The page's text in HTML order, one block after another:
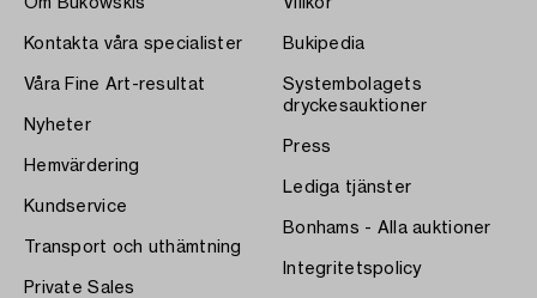
Kontakta våra specialister
Våra Fine Art-resultat
Nyheter
Hemvärdering
Kundservice
Transport och uthämtning
Private Sales
Bukipedia
Systembolagets
dryckesauktioner
Press
Lediga tjänster
Bonhams - Alla auktioner
Integritetspolicy